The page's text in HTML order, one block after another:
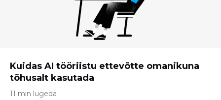
Kuidas AI tööriistu ettevõtte omanikuna
tõhusalt kasutada
11 min lugeda